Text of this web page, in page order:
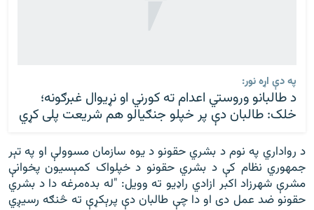
په دې اړه نور:
د طالبانو وروستي اعدام ته کورني او نړيوال غبرګونه؛
خلک: طالبان دې پر خپلو جنګيالو هم شريعت پلی کړي
د رواداري په نوم د بشري حقونو د یوه سازمان مسوولې او په تېر
جمهوري نظام کې د بشري حقونو د خپلواک کمېسیون پخوانې
مشرې شهرزاد اکبر ازادي راډيو ته وویل: "له بده‌‌‌مرغه دا د بشري
حقونو ضد عمل دی او دا چې طالبان دې پرېکړې ته څنګه رسیږي